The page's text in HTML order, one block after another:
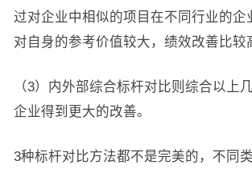
过对企业中相似的项目在不同行业的企
对自身的参考价值较大，绩效改善比较
（3）内外部综合标杆对比则综合以上
企业得到更大的改善。
3种标杆对比方法都不是完美的，不同